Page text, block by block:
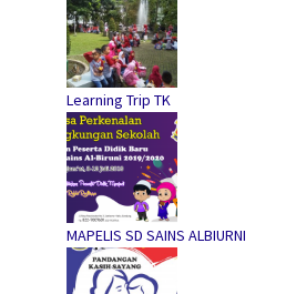
Learning Trip TK
MAPELIS SD SAINS ALBIURNI